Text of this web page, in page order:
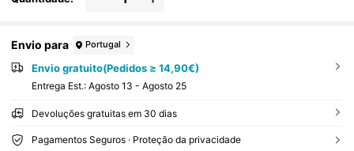
Envio para Portugal
Envio gratuito(Pedidos ≥ 14,90€)
Entrega Est.: Agosto 13 - Agosto 25
Devoluções gratuitas em 30 dias
Pagamentos Seguros · Proteção da privacidade